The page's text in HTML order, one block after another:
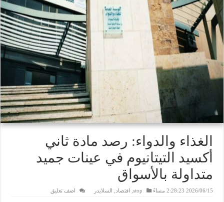
الغذاء والدواء: رصد مادة ثاني
أكسيد التيتانيوم في عينات جميد
متداولة بالأسواق
2026/06/15 2:28:23 مساءً stop اقتصاد السلايدر اضف تعليق